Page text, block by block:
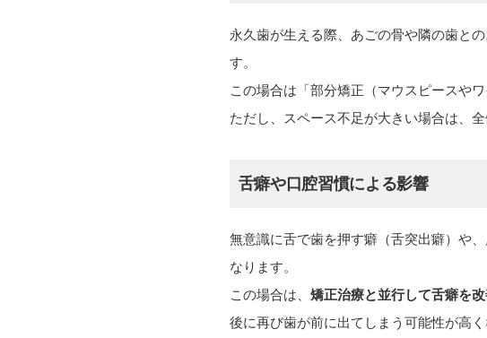
永久歯が生える際、あごの骨や隣の歯と
す。
この場合は「部分矯正（マウスピースや
ただし、スペース不足が大きい場合は、
舌癖や口腔習慣による影響
無意識に舌で歯を押す癖（舌突出癖）や
なります。
この場合は、 矯正治療と並行して舌癖を
後に再び歯が前に出てしまう可能性が高く